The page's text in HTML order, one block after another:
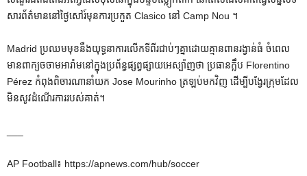
សារព័ត៌មាននៅថ្ងៃសៅរ៍មុនការប្រកួត Clasico នៅ Camp Nou ។
Madrid ប្រឈមមុខនឹងយុទ្ធនាការលើកទីពីរជាប់ៗគ្នាដោយគ្មានពានរង្វាន់ធំ ចំពេល
មានពាក្យចចាមអារ៉ាមនៅក្នុងប្រព័ន្ធផ្សព្វផ្សាយអេស្ប៉ាញថា ប្រធានក្លឹប Florentino
Pérez កំពុងពិចារណានាំយក Jose Mourinho ត្រឡប់មកវិញ ដើម្បីបង្វែរក្រុមដែល
មិនសូវដំណើរការរបស់គាត់។
AP Football៖ https://apnews.com/hub/soccer